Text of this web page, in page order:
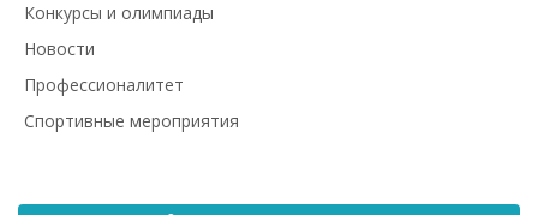
Конкурсы и олимпиады
Новости
Профессионалитет
Спортивные мероприятия